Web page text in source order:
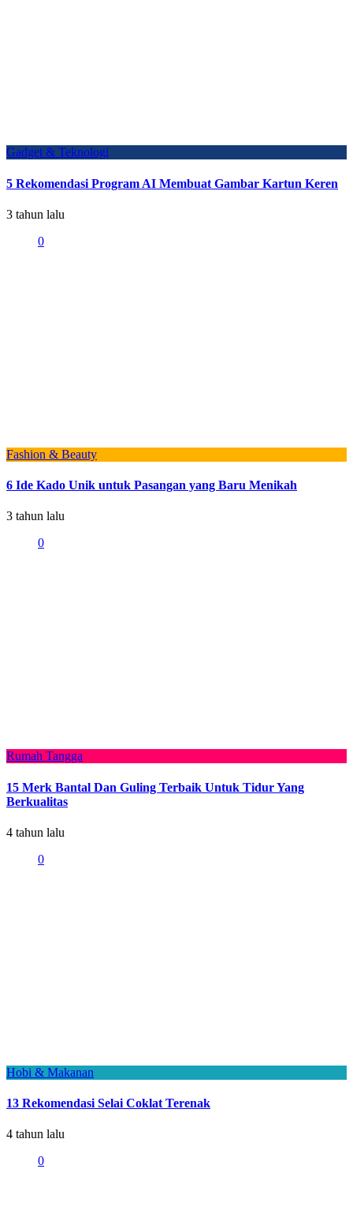
Gadget & Teknologi
5 Rekomendasi Program AI Membuat Gambar Kartun Keren
3 tahun lalu
0
Fashion & Beauty
6 Ide Kado Unik untuk Pasangan yang Baru Menikah
3 tahun lalu
0
Rumah Tangga
15 Merk Bantal Dan Guling Terbaik Untuk Tidur Yang
Berkualitas
4 tahun lalu
0
Hobi & Makanan
13 Rekomendasi Selai Coklat Terenak
4 tahun lalu
0